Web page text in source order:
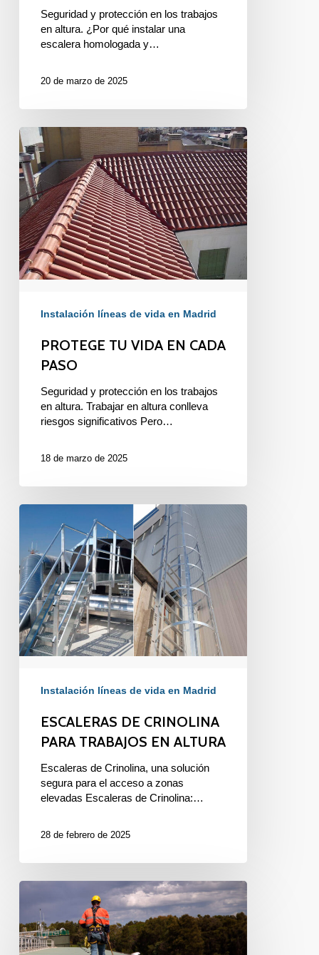
Seguridad y protección en los trabajos
en altura. ¿Por qué instalar una
escalera homologada y…
20 de marzo de 2025
PROTEGE
TU
VIDA
EN
CADA
PASO
Instalación líneas de vida en Madrid
PROTEGE TU VIDA EN CADA
PASO
Seguridad y protección en los trabajos
en altura. Trabajar en altura conlleva
riesgos significativos Pero…
18 de marzo de 2025
ESCALERAS
CRINOLINA
PARA
TRABAJOS
EN
ALTURA
Instalación líneas de vida en Madrid
ESCALERAS DE CRINOLINA
PARA TRABAJOS EN ALTURA
Escaleras de Crinolina, una solución
segura para el acceso a zonas
elevadas Escaleras de Crinolina:…
28 de febrero de 2025
LÍNEAS
VIDA
EN
TRABAJOS